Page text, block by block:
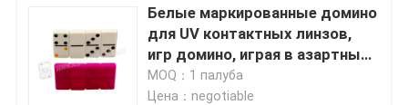
Белые маркированные домино
для UV контактных линзов,
игр домино, играя в азартные
игры
MOQ：1 палуба
Цена：negotiable